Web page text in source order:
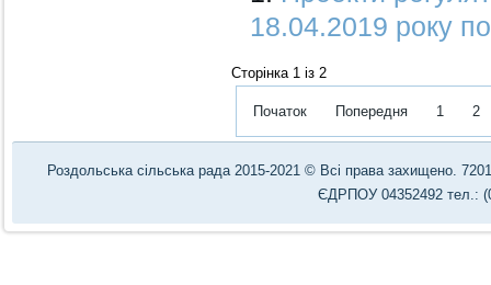
18.04.2019 року
Сторінка 1 із 2
Початок Попередня 1 2
Роздольська сільська рада 2015-2021 © Всі права захищено.
ЄДРПОУ 04352492 тел.: